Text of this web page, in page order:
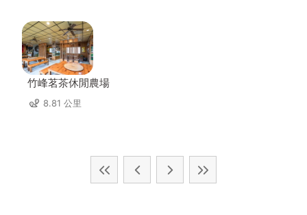
竹峰茗茶休閒農場
8.81 公里